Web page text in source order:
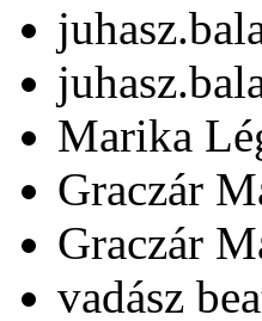
Marika
Graczár
Graczár
vadász